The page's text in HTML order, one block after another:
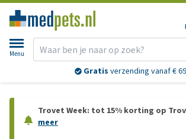
Menu
Gratis verzending vanaf €
Trovet Week: tot 15% korting op
meer